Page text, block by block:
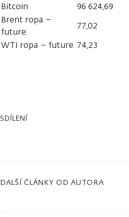
Bitcoin
96 624,69
Brent ropa –
future
77,02
WTI ropa – future 74,23
SDÍLENÍ
DALŠÍ ČLÁNKY OD AUTORA